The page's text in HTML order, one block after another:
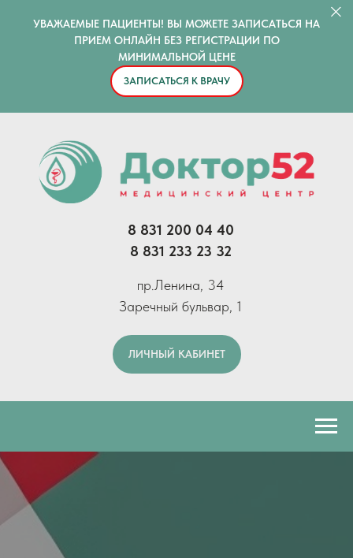
УВАЖАЕМЫЕ ПАЦИЕНТЫ! ВЫ МОЖЕТЕ ЗАПИСАТЬСЯ НА
ПРИЕМ ОНЛАЙН БЕЗ РЕГИСТРАЦИИ ПО
МИНИМАЛЬНОЙ ЦЕНЕ
ЗАПИСАТЬСЯ К ВРАЧУ
8 831 200 04 40
8 831 233 23 32
пр.Ленина, 34
Заречный бульвар, 1
ЛИЧНЫЙ КАБИНЕТ